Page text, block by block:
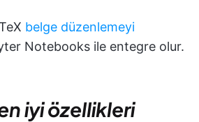
belge düzenlemeyi
Notebooks ile entegre olur.
iyi özellikleri